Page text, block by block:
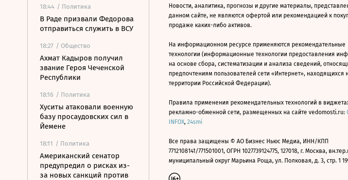
18:44 / Политика
В Раде призвали Федорова
отправиться служить в ВСУ
18:27 / Общество
Ахмат Кадыров получил
звание Героя Чеченской
Республики
18:16 / Политика
Хуситы атаковали военную
базу просаудовских сил в
Йемене
18:11 / Политика
Американский сенатор
предупредил о рисках из-
за новых санкций против
Новости, аналитика, прогнозы и другие материалы,
данном сайте, не являются офертой или рекомендацией к
продаже каких-либо активов.
На информационном ресурсе применяются рекомендательные
технологии (информационные технологии предоставления
на основе сбора, систематизации и анализа сведений,
предпочтениям пользователей сети «Интернет», находящихся
территории Российской Федерации).
Правила применения рекомендательных технологий в
рекламно-обменной сети, размещенных на сайте vedomosti.ru:
INFOX, 24smi
Все права защищены © АО Бизнес Ньюс Медиа, ИНН/КПП
7712108141/771501001, ОГРН 1027739124775, 127018, г. Москва,
муниципальный округ Марьина Роща, ул. Полковая, д. 3, стр. 1